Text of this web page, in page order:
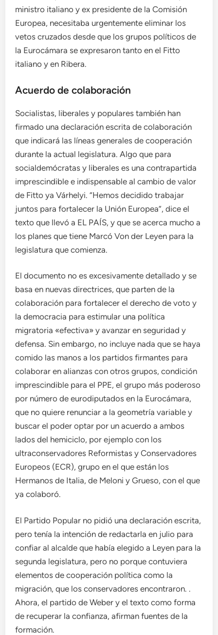
ministro italiano y ex presidente de la Comisión
Europea, necesitaba urgentemente eliminar los
vetos cruzados desde que los grupos políticos de
la Eurocámara se expresaron tanto en el Fitto
italiano y en Ribera.
Acuerdo de colaboración
Socialistas, liberales y populares también han
firmado una declaración escrita de colaboración
que indicará las líneas generales de cooperación
durante la actual legislatura. Algo que para
socialdemócratas y liberales es una contrapartida
imprescindible e indispensable al cambio de valor
de Fitto ya Várhelyi. “Hemos decidido trabajar
juntos para fortalecer la Unión Europea”, dice el
texto que llevó a EL PAÍS, y que se acerca mucho a
los planes que tiene Marcó Von der Leyen para la
legislatura que comienza.
El documento no es excesivamente detallado y se
basa en nuevas directrices, que parten de la
colaboración para fortalecer el derecho de voto y
la democracia para estimular una política
migratoria «efectiva» y avanzar en seguridad y
defensa. Sin embargo, no incluye nada que se haya
comido las manos a los partidos firmantes para
colaborar en alianzas con otros grupos, condición
imprescindible para el PPE, el grupo más poderoso
por número de eurodiputados en la Eurocámara,
que no quiere renunciar a la geometría variable y
buscar el poder optar por un acuerdo a ambos
lados del hemiciclo, por ejemplo con los
ultraconservadores Reformistas y Conservadores
Europeos (ECR), grupo en el que están los
Hermanos de Italia, de Meloni y Grueso, con el que
ya colaboró.
El Partido Popular no pidió una declaración escrita,
pero tenía la intención de redactarla en julio para
confiar al alcalde que había elegido a Leyen para la
segunda legislatura, pero no porque contuviera
elementos de cooperación política como la
migración, que los conservadores encontraron. .
Ahora, el partido de Weber y el texto como forma
de recuperar la confianza, afirman fuentes de la
formación.